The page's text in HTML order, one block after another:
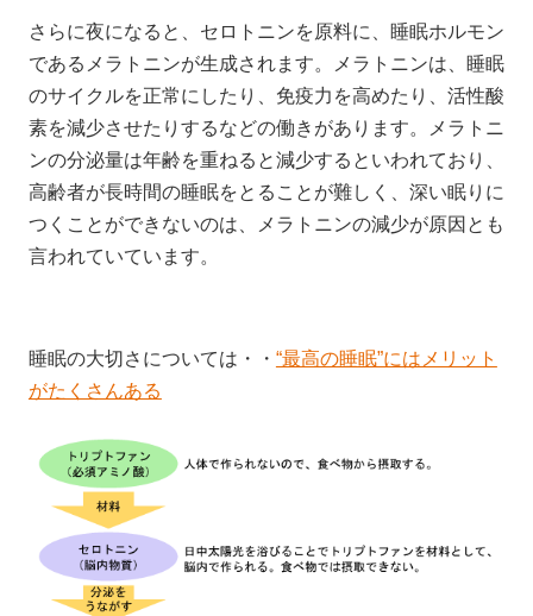
さらに夜になると、セロトニンを原料に、睡眠ホルモン
であるメラトニンが生成されます。メラトニンは、睡眠
のサイクルを正常にしたり、免疫力を高めたり、活性酸
素を減少させたりするなどの働きがあります。メラトニ
ンの分泌量は年齢を重ねると減少するといわれており、
高齢者が長時間の睡眠をとることが難しく、深い眠りに
つくことができないのは、メラトニンの減少が原因とも
言われていています。
睡眠の大切さについては・・ “最高の睡眠”にはメリット
がたくさんある